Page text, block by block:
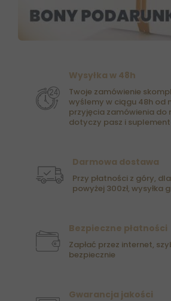
Wysyłka w 48h
Twoje zamówienie
wyślemy w ciągu 48h od
przyjęcia zamówienia do
dotyczy pasz i
Darmowa dostawa
Przy płatności z góry,
powyżej 300zł, wysyłka
Bezpieczne płatności
Zapłać przez internet,
bezpiecznie
Gwarancja jakości